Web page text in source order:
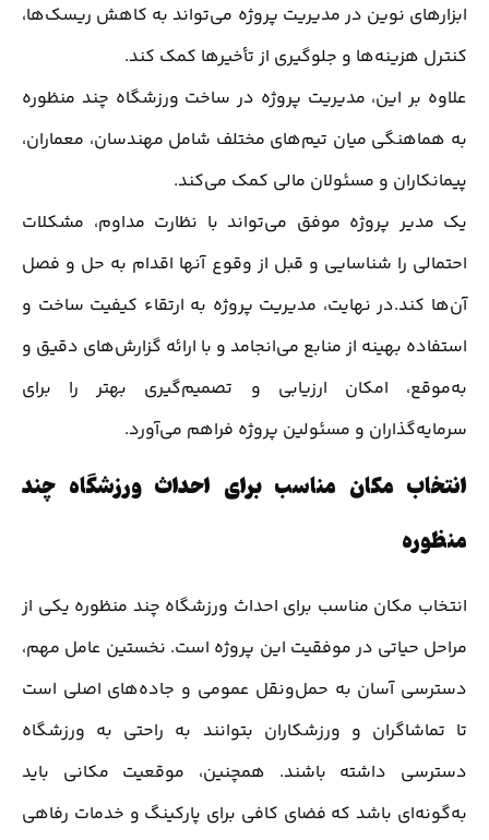
ابزارهای نوین در مدیریت پروژه می‌تواند به کاهش ریسک‌ها،
کنترل هزینه‌ها و جلوگیری از تأخیرها کمک کند.
علاوه بر این، مدیریت پروژه در ساخت ورزشگاه چند منظوره
به هماهنگی میان تیم‌های مختلف شامل مهندسان، معماران،
پیمانکاران و مسئولان مالی کمک می‌کند.
یک مدیر پروژه موفق می‌تواند با نظارت مداوم، مشکلات
احتمالی را شناسایی و قبل از وقوع آنها اقدام به حل و فصل
آن‌ها کند.در نهایت، مدیریت پروژه به ارتقاء کیفیت ساخت و
استفاده بهینه از منابع می‌انجامد و با ارائه گزارش‌های دقیق و
به‌موقع، امکان ارزیابی و تصمیم‌گیری بهتر را برای
سرمایه‌گذاران و مسئولین پروژه فراهم می‌آورد.
انتخاب مکان مناسب برای احداث ورزشگاه چند
منظوره
انتخاب مکان مناسب برای احداث ورزشگاه چند منظوره یکی از
مراحل حیاتی در موفقیت این پروژه است. نخستین عامل مهم،
دسترسی آسان به حمل‌ونقل عمومی و جاده‌های اصلی است
تا تماشاگران و ورزشکاران بتوانند به راحتی به ورزشگاه
دسترسی داشته باشند. همچنین، موقعیت مکانی باید
به‌گونه‌ای باشد که فضای کافی برای پارکینگ و خدمات رفاهی